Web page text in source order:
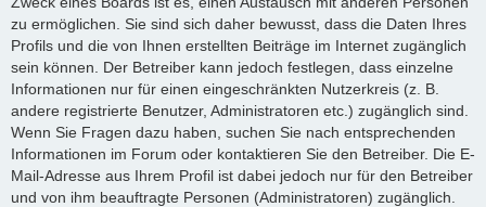
zu ermöglichen. Sie sind sich daher bewusst, dass die Daten Ihres
Profils und die von Ihnen erstellten Beiträge im Internet zugänglich
sein können. Der Betreiber kann jedoch festlegen, dass einzelne
Informationen nur für einen eingeschränkten Nutzerkreis (z. B.
andere registrierte Benutzer, Administratoren etc.) zugänglich sind.
Wenn Sie Fragen dazu haben, suchen Sie nach entsprechenden
Informationen im Forum oder kontaktieren Sie den Betreiber. Die E-
Mail-Adresse aus Ihrem Profil ist dabei jedoch nur für den Betreiber
und von ihm beauftragte Personen (Administratoren) zugänglich.